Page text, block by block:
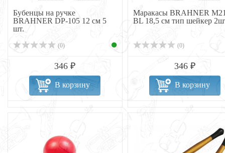
Бубенцы на ручке
BRAHNER DP-105 12 см 5
шт.
(0)
346 ₽
В корзину
Маракасы BRAHNER
BL 18,5 см тип шейкер
(0)
346 ₽
В корзину